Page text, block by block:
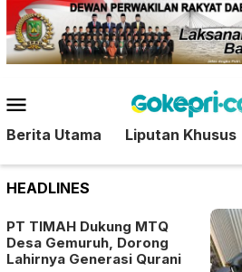
Loncat
ke
konten
Mobile
Berita Utama Liputan Khusus
HEADLINES
PT TIMAH Dukung MTQ
Desa Gemuruh, Dorong
Lahirnya Generasi Qurani